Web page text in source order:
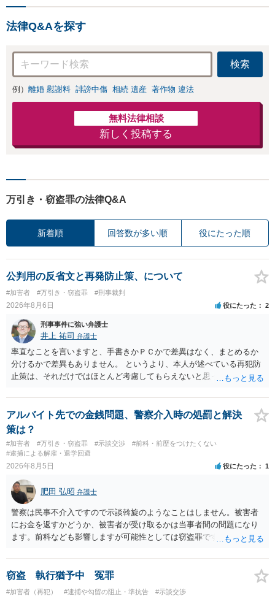
お店の風評被害対
応可：開示請求の
意見照会が来たと
きの対処法、被害
者との示談交渉
法律Q&Aを探す
検索
例） 離婚 慰謝料 誹謗中傷 相続 遺産 著作物 違法
無料法律相談
新しく投稿する
万引き・窃盗罪の法律Q&A
新着順 回答数が多い順 役にたった順
公判用の反省文と再発防止策、について
#加害者 #万引き・窃盗罪 #刑事裁判
2026年8月6日 役にたった 2
刑事事件に強い弁護士
井上 祐司 弁護士
率直なことを言いますと、手書きかＰＣかで差異はなく、まとめるか
分けるかで差異もありません。 というより、本人が述べている再犯防
止策は、それだけではほとんど考慮してもらえないと思った方が良い
やカウンセリング・治療の内容 ・利用している再犯防止策（例えば保
護観察所と連携した職業支援の内容や具体的な就労・監督状況） ・監
督者の証言 など、証拠で担保された客観性と実現可能性があるもので
なければあまり意味がありません。 もともと執行猶予が狙える事案で
あれば本人の反省の言葉だけで十分であり、実刑となるか微妙な事案
では、本人が再発防止策をいくら述べてもほとんど効果は望めないと
アルバイト先での金銭問題、警察介入時の処罰と解決
策は？
#加害者 #万引き・窃盗罪 #示談交渉
#前科・前歴をつけたくない
#逮捕による解雇・退学回避
2026年8月5日 役にたった 1
肥田 弘昭 弁護士
警察は民事不介入ですので示談斡旋のようなことはしません。被害者
にお金を返すかどうか、被害者が受け取るかは当事者間の問題になり
ます。前科なども影響しますが可能性としては窃盗罪ですので、逮捕
窃盗 執行猶予中 冤罪
#加害者（再犯） #逮捕や勾留の阻止・準抗告
#示談交渉